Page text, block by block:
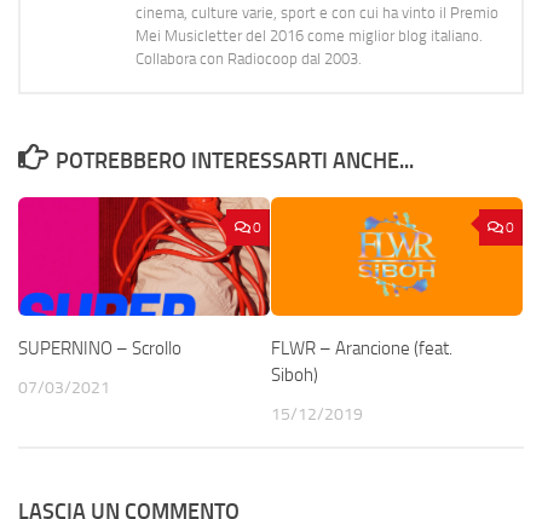
cinema, culture varie, sport e con cui ha vinto il Premio
Mei Musicletter del 2016 come miglior blog italiano.
Collabora con Radiocoop dal 2003.
POTREBBERO INTERESSARTI ANCHE...
0
SUPERNINO – Scrollo
07/03/2021
0
FLWR – Arancione (feat.
Siboh)
15/12/2019
LASCIA UN COMMENTO